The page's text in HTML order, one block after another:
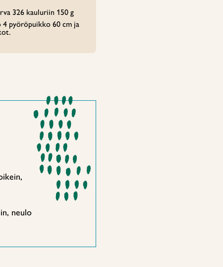
326 kauluriin 150 g
4 pyöröpuikko 60 cm ja
neulo